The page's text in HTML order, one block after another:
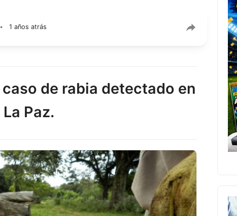
• 1 años atrás
de rabia detectado en
Paz.